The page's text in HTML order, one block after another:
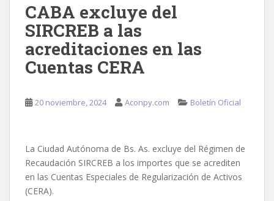
CABA excluye del
SIRCREB a las
acreditaciones en las
Cuentas CERA
20 noviembre, 2024 Aconpy.com Boletín Oficial
La Ciudad Autónoma de Bs. As. excluye del Régimen de
Recaudación SIRCREB a los importes que se acrediten
en las Cuentas Especiales de Regularización de Activos
(CERA).